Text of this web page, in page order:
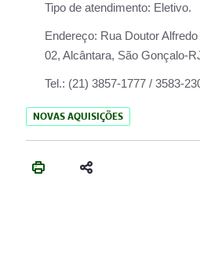
Tipo de atendimento: Eletivo.
Endereço: Rua Doutor
02, Alcântara, São Gonçalo-
Tel.: (21) 3857-1777 / 3583-
NOVAS AQUISIÇÕES